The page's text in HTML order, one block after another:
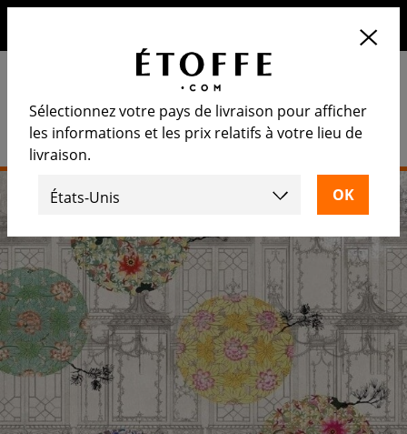
Sélectionnez votre pays de livraison pour afficher
les informations et les prix relatifs à votre lieu de
livraison.